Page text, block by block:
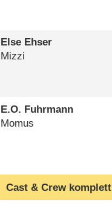
Else Ehser
Mizzi
E.O. Fuhrmann
Momus
Cast & Crew komplett